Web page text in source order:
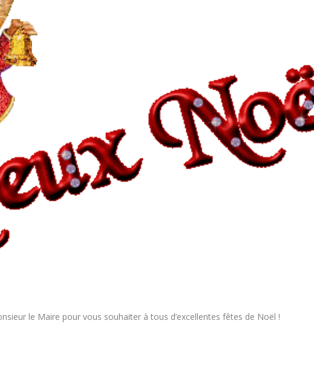
le Maire pour vous souhaiter à tous d’excellentes fêtes de Noël !